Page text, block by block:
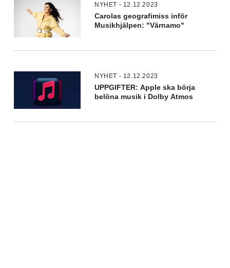
NYHET - 12.12.2023
Carolas geografimiss inför
Musikhjälpen: "Värnamo"
NYHET - 12.12.2023
UPPGIFTER: Apple ska börja
belöna musik i Dolby Atmos